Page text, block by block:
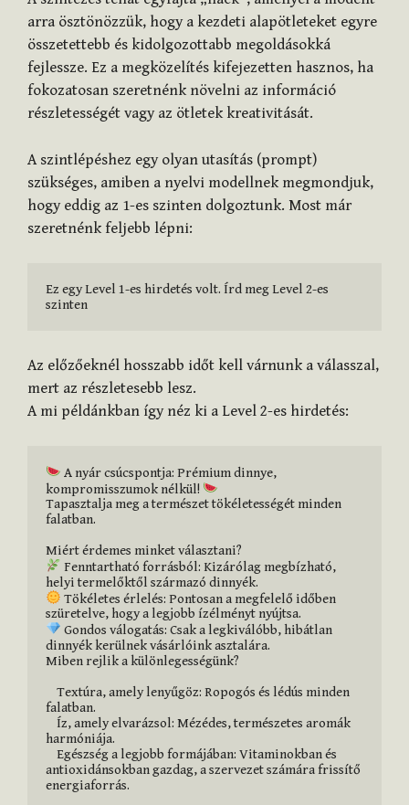
arra ösztönözzük, hogy a kezdeti alapötleteket egyre
összetettebb és kidolgozottabb megoldásokká
fejlessze. Ez a megközelítés kifejezetten hasznos, ha
fokozatosan szeretnénk növelni az információ
részletességét vagy az ötletek kreativitását.
A szintlépéshez egy olyan utasítás (prompt)
szükséges, amiben a nyelvi modellnek megmondjuk,
hogy eddig az 1-es szinten dolgoztunk. Most már
szeretnénk feljebb lépni:
Ez egy Level 1-es hirdetés volt. Írd meg Level 2-es
szinten
Az előzőeknél hosszabb időt kell várnunk a válasszal,
mert az részletesebb lesz.
A mi példánkban így néz ki a Level 2-es hirdetés:
A nyár csúcspontja: Prémium dinnye,
kompromisszumok nélkül!
Tapasztalja meg a természet tökéletességét minden
falatban.
Fenntartható forrásból: Kizárólag megbízható,
Tökéletes érlelés: Pontosan a megfelelő időben
Gondos válogatás: Csak a legkiválóbb, hibátlan
dinnyék kerülnek vásárlóink asztalára.
Miben rejlik a különlegességünk?
falatban.
harmóniája.
antioxidánsokban gazdag, a szervezet számára frissítő
energiaforrás.